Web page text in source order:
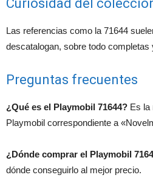
Curiosidad del
Las referencias como la 71644
descatalogan, sobre todo completas
Preguntas frecuentes
¿Qué es el Playmobil 71644? Es la
Playmobil correspondiente a
¿Dónde comprar el Playmobil
dónde conseguirlo al mejor precio.